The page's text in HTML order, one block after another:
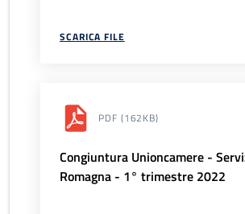
SCARICA FILE
PDF (162KB)
Congiuntura Unioncamere -
Romagna - 1° trimestre 2022